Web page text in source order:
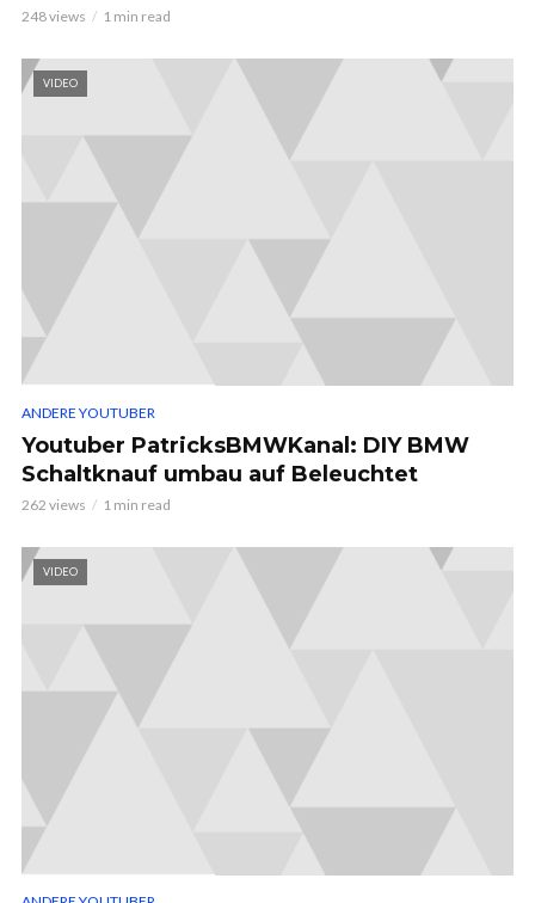
248 views 1 min read
VIDEO
ANDERE YOUTUBER
Youtuber PatricksBMWKanal: DIY BMW
Schaltknauf umbau auf Beleuchtet
262 views 1 min read
VIDEO